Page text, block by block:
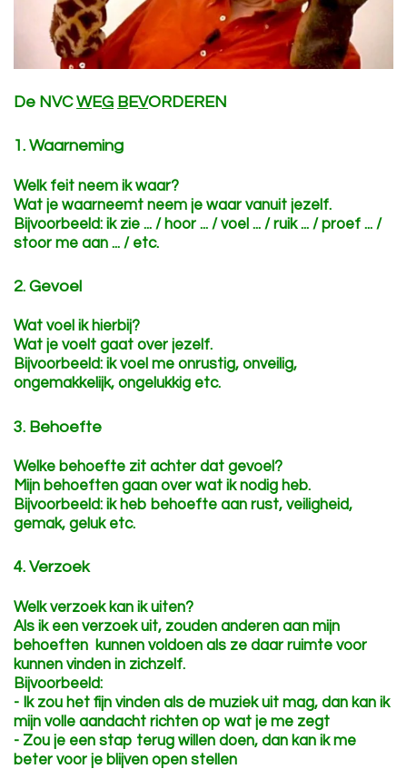
De NVCWEG BEVORDEREN
1. Waarneming
Welk feit neem ik waar?
Wat je waarneemt neem je waar vanuit jezelf.
Bijvoorbeeld: ik zie ... / hoor ... / voel ... / ruik ... / proef ... /
stoor me aan ... / etc.
2. Gevoel
Wat voel ik hierbij?
Wat je voelt gaat over jezelf.
Bijvoorbeeld: ik voel me onrustig, onveilig,
ongemakkelijk, ongelukkig etc.
3. Behoefte
Welke behoefte zit achter dat gevoel?
Mijn behoeften gaan over wat ik nodig heb.
Bijvoorbeeld: ik heb behoefte aan rust, veiligheid,
gemak, geluk etc.
4. Verzoek
Welk verzoek kan ik uiten?
Als ik een verzoek uit, zouden anderen aan mijn
behoeften kunnen voldoen als ze daar ruimte voor
kunnen vinden in zichzelf.
Bijvoorbeeld:
- Ik zou het fijn vinden als de muziek uit mag, dan kan ik
mijn volle aandacht richten op wat je me zegt
- Zou je een stap terug willen doen, dan kan ik me
beter voor je blijven open stellen